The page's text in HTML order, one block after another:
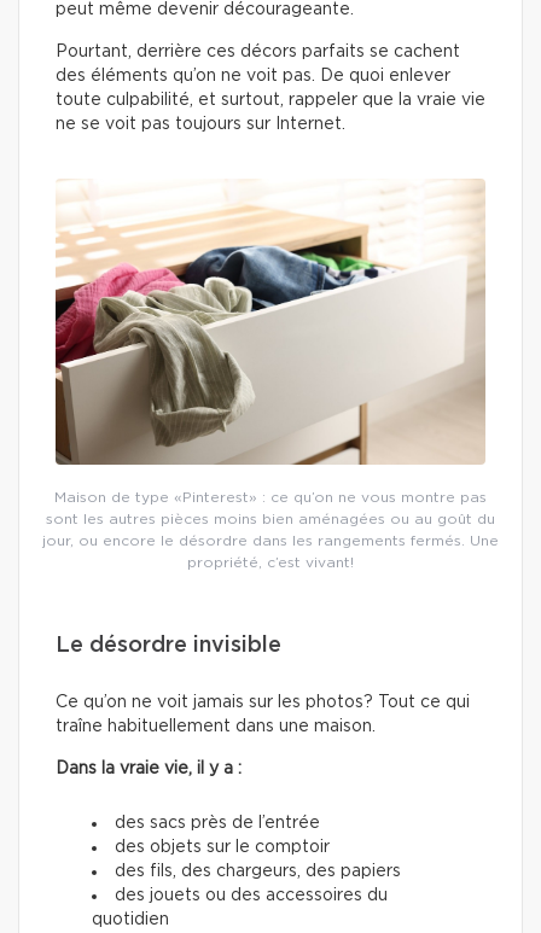
peut même devenir décourageante.
Pourtant, derrière ces décors parfaits se cachent
des éléments qu’on ne voit pas. De quoi enlever
toute culpabilité, et surtout, rappeler que la vraie vie
ne se voit pas toujours sur Internet.
Maison de type «Pinterest» : ce qu’on ne vous montre pas
sont les autres pièces moins bien aménagées ou au goût du
jour, ou encore le désordre dans les rangements fermés. Une
propriété, c’est vivant!
Le désordre invisible
Ce qu’on ne voit jamais sur les photos? Tout ce qui
traîne habituellement dans une maison.
Dans la vraie vie, il y a :
des sacs près de l’entrée
des objets sur le comptoir
des fils, des chargeurs, des papiers
des jouets ou des accessoires du
quotidien